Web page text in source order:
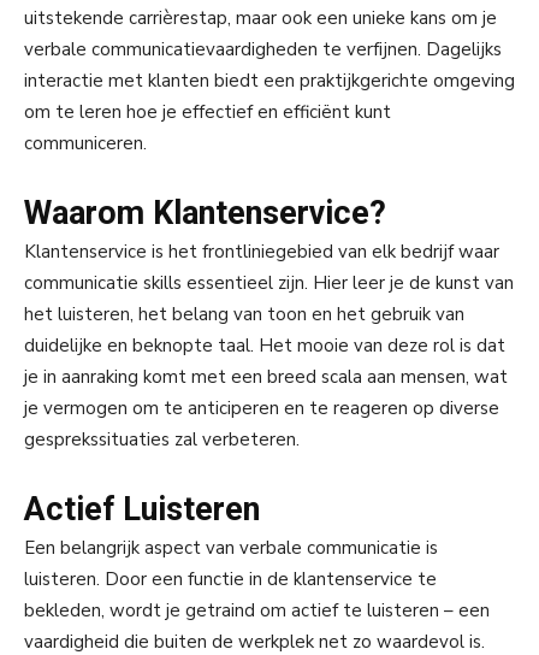
uitstekende carrièrestap, maar ook een unieke kans om je
verbale communicatievaardigheden te verfijnen. Dagelijks
interactie met klanten biedt een praktijkgerichte omgeving
om te leren hoe je effectief en efficiënt kunt
communiceren.
Waarom Klantenservice?
Klantenservice is het frontliniegebied van elk bedrijf waar
communicatie skills essentieel zijn. Hier leer je de kunst van
het luisteren, het belang van toon en het gebruik van
duidelijke en beknopte taal. Het mooie van deze rol is dat
je in aanraking komt met een breed scala aan mensen, wat
je vermogen om te anticiperen en te reageren op diverse
gesprekssituaties zal verbeteren.
Actief Luisteren
Een belangrijk aspect van verbale communicatie is
luisteren. Door een functie in de klantenservice te
bekleden, wordt je getraind om actief te luisteren – een
vaardigheid die buiten de werkplek net zo waardevol is.